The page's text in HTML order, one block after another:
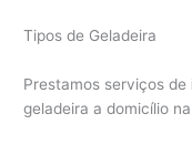
Tipos de Geladeira
Prestamos serviços de
geladeira a domicílio